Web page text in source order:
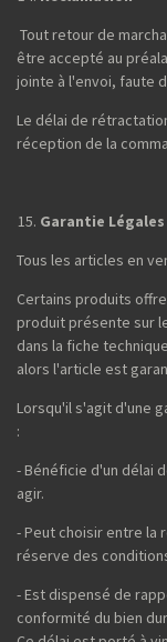
Tout retour de
être accepté au
jointe à l'envoi, faute
Le délai de
réception de la
Garantie
Tous les articles en
Certains produits
produit présente sur
dans la fiche
alors l'article est
Lorsqu'il s'agit d'une
:
- Bénéficie d'un délai
agir.
- Peut choisir entre la
réserve des
- Est dispensé de
conformité du bien